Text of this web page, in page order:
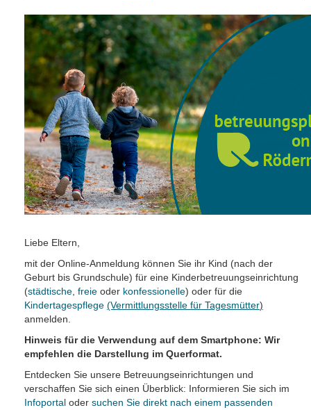
Liebe Eltern,
mit der Online-Anmeldung können Sie ihr Kind (nach der
Geburt bis Grundschule) für eine Kinderbetreuungseinrichtung
(städtische freie oder konfessionelle) oder für die
Kindertagespflege (Vermittlungsstelle für Tagesmütter)
anmelden.
Hinweis für die Verwendung auf dem Smartphone: Wir
empfehlen die Darstellung im Querformat.
Entdecken Sie unsere Betreuungseinrichtungen und
verschaffen Sie sich einen Überblick: Informieren Sie sich im
Infoportal oder suchen Sie direkt nach einem passenden